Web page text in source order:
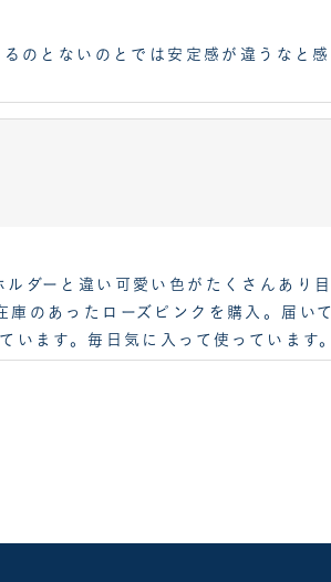
とないのとでは安定感が違うなと
ダーと違い可愛い色がたくさんあり
のあったローズピンクを購入。届い
います。毎日気に入って使っています。